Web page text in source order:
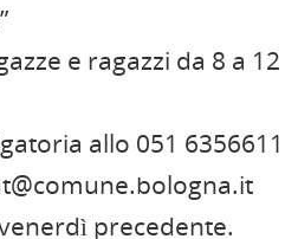
e ragazzi da 8 a 12
allo 051 6356611
precedente.